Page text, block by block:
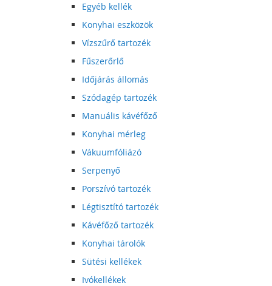
Egyéb kellék
Konyhai eszközök
Vízszűrő tartozék
Fűszerőrlő
Időjárás állomás
Szódagép tartozék
Manuális kávéfőző
Konyhai mérleg
Vákuumfóliázó
Serpenyő
Porszívó tartozék
Légtisztító tartozék
Kávéfőző tartozék
Konyhai tárolók
Sütési kellékek
Ivókellékek